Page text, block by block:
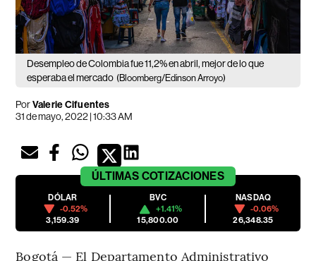
Desempleo de Colombia fue 11,2% en abril, mejor de lo que
esperaba el mercado (Bloomberg/Edinson Arroyo)
PorValerie Cifuentes
31 de mayo, 2022 | 10:33 AM
ÚLTIMAS COTIZACIONES
DÓLAR
-0.52%
3,159.39
BVC
+1.41%
15,800.00
NASDAQ
-0.06%
26,348.35
Bogotá — El Departamento Administrativo